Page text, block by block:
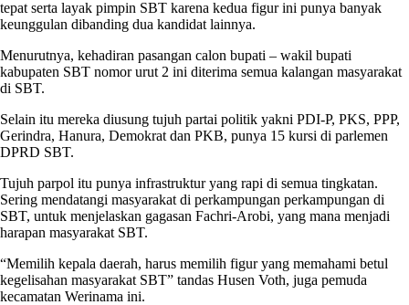
tepat serta layak pimpin SBT karena kedua figur ini punya banyak
keunggulan dibanding dua kandidat lainnya.
Menurutnya, kehadiran pasangan calon bupati – wakil bupati
kabupaten SBT nomor urut 2 ini diterima semua kalangan masyarakat
di SBT.
Selain itu mereka diusung tujuh partai politik yakni PDI-P, PKS, PPP,
Gerindra, Hanura, Demokrat dan PKB, punya 15 kursi di parlemen
DPRD SBT.
Tujuh parpol itu punya infrastruktur yang rapi di semua tingkatan.
Sering mendatangi masyarakat di perkampungan perkampungan di
SBT, untuk menjelaskan gagasan Fachri-Arobi, yang mana menjadi
harapan masyarakat SBT.
“Memilih kepala daerah, harus memilih figur yang memahami betul
kegelisahan masyarakat SBT” tandas Husen Voth, juga pemuda
kecamatan Werinama ini.